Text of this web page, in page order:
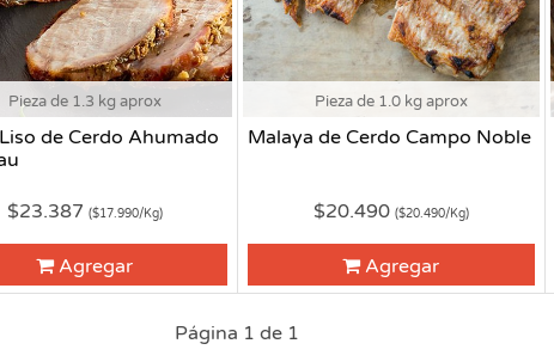
Pieza de 1.3 kg aprox
de Cerdo Ahumado
$23.387 ($17.990/Kg)
Agregar
Pieza de 1.0 kg aprox
Malaya de Cerdo Campo Noble
$20.490 ($20.490/Kg)
Agregar
Página 1 de 1